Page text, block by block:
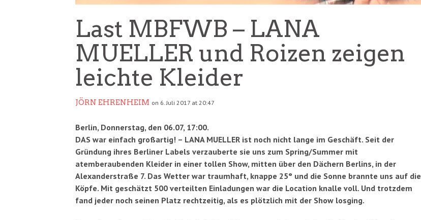
Last MBFWB – LANA
MUELLER und Roizen zeigen
leichte Kleider
JÖRN EHRENHEIM on 6. Juli 2017 at 20:47
Berlin, Donnerstag, den 06.07, 17:00.
DAS war einfach großartig! – LANA MUELLER ist noch nicht lange im Geschäft. Seit der
Gründung ihres Berliner Labels verzauberte sie uns zum Spring/Summer mit
atemberaubenden Kleider in einer tollen Show, mitten über den Dächern Berlins, in der
Alexanderstraße 7. Das Wetter war traumhaft, knappe 25° und die Sonne brannte uns auf die
Köpfe. Mit geschätzt 500 verteilten Einladungen war die Location knalle voll. Und trotzdem
fand jeder noch seinen Platz rechtzeitig, als es plötzlich mit der Show losging.